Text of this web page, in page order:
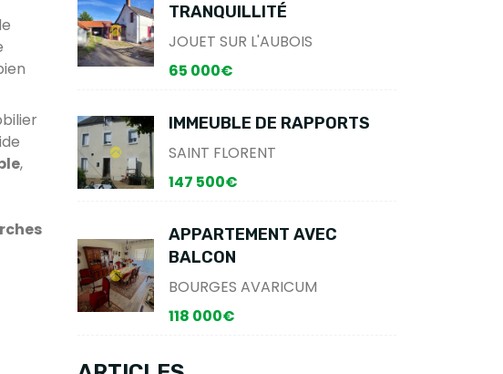
,
TRANQUILLITÉ
JOUET SUR L'AUBOIS
65 000€
IMMEUBLE DE RAPPORTS
SAINT FLORENT
147 500€
APPARTEMENT AVEC
BALCON
BOURGES AVARICUM
118 000€